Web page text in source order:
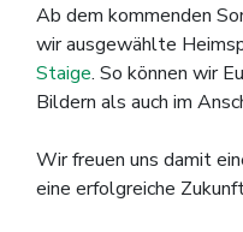
Ab dem kommenden
wir ausgewählte
Staige. So können wir
Bildern als auch im
Wir freuen uns damit
eine erfolgreiche